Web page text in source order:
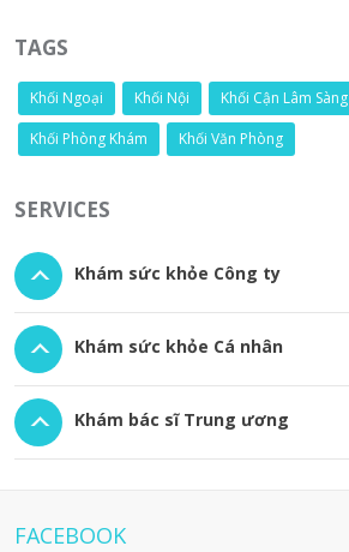
TAGS
Khối Ngoại Khối Nội Khối Cận Lâm Sàng
Khối Phòng Khám
Khối Văn Phòng
SERVICES
Khám sức khỏe Công ty
Khám sức khỏe Cá nhân
Khám bác sĩ Trung ương
FACEBOOK